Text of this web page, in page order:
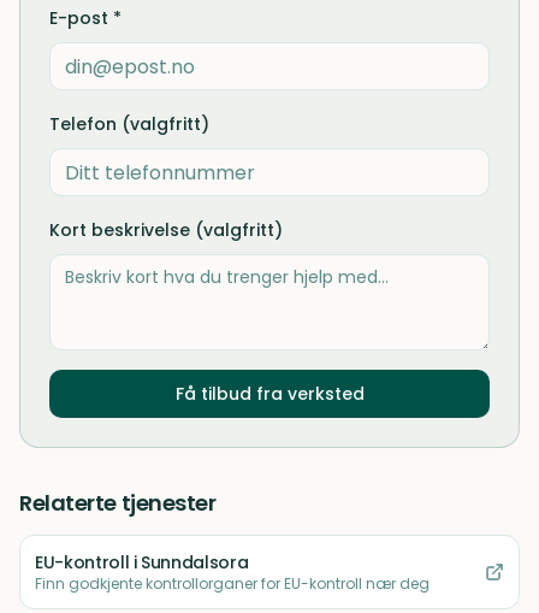
E-post *
Telefon (valgfritt)
Kort beskrivelse (valgfritt)
Få tilbud fra verksted
Relaterte tjenester
EU-kontroll i Sunndalsora
Finn godkjente kontrollorganer for EU-kontroll nær deg